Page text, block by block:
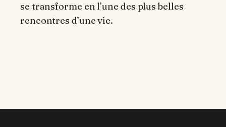
se transforme en l’une des plus belles
rencontres d’une vie.